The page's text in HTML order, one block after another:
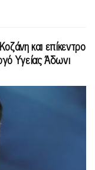
και επίκεντρο
Υγείας Άδωνι